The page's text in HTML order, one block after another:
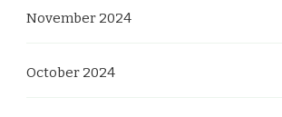
November 2024
October 2024